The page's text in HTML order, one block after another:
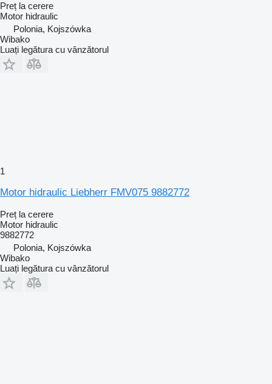
Preț la cerere
Motor hidraulic
Polonia, Kojszówka
Wibako
Luați legătura cu vânzătorul
1
Motor hidraulic Liebherr FMV075 9882772
Preț la cerere
Motor hidraulic
9882772
Polonia, Kojszówka
Wibako
Luați legătura cu vânzătorul